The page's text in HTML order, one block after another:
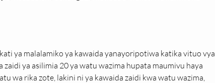
ya malalamiko ya kawaida yanayoripotiwa katika vituo vya
ya asilimia 20 ya watu wazima hupata maumivu haya
wa rika zote, lakini ni ya kawaida zaidi kwa watu wazima,